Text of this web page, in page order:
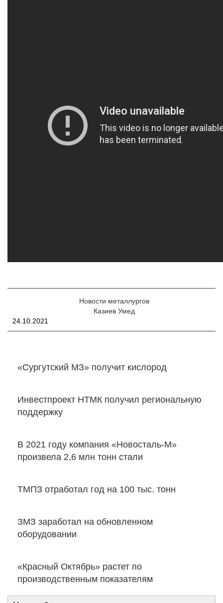
Новости металлургов
Казиев Умед
24.10.2021
«Сургутский МЗ» получит кислород
Инвестпроект НТМК получил региональную
поддержку
В 2021 году компания «Новосталь-М»
произвела 2,6 млн тонн стали
ТМПЗ отработал год на 100 тыс. тонн
ЗМЗ заработал на обновленном
оборудовании
«Красный Октябрь» растет по
производственным показателям